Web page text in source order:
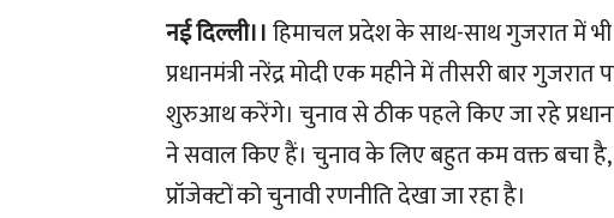
नई दिल्ली।।हिमाचल प्रदेश के साथ-साथ गुजरात में
प्रधानमंत्री नरेंद्र मोदी एक महीने में तीसरी बार
शुरुआथ करेंगे। चुनाव से ठीक पहले किए जा रहे
ने सवाल किए हैं। चुनाव के लिए बहुत कम वक्त बचा है,
प्रॉजेक्टों को चुनावी रणनीति देखा जा रहा है।